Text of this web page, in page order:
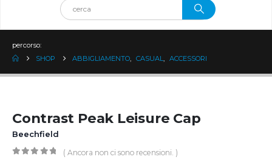
percorso:
SHOP
ABBIGLIAMENTO CASUAL ACCESSORI
Contrast Peak Leisure Cap
Beechfield
( Ancora non ci sono recensioni. )